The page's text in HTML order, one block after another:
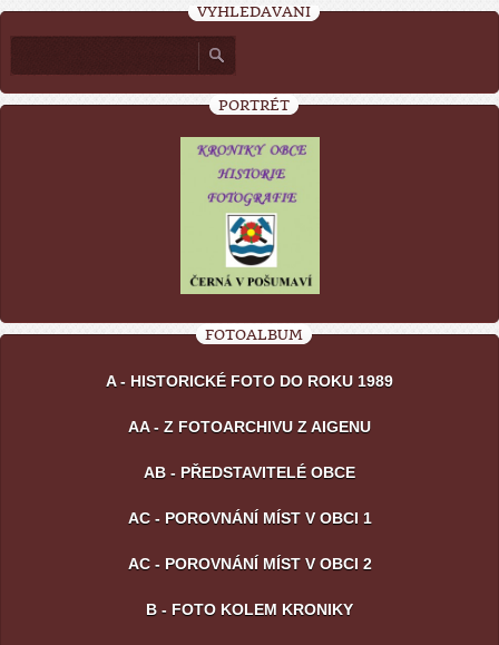
VYHLEDÁVÁNÍ
PORTRÉT
FOTOALBUM
A - HISTORICKÉ FOTO DO ROKU 1989
AA - Z FOTOARCHIVU Z AIGENU
AB - PŘEDSTAVITELÉ OBCE
AC - POROVNÁNÍ MÍST V OBCI 1
AC - POROVNÁNÍ MÍST V OBCI 2
B - FOTO KOLEM KRONIKY